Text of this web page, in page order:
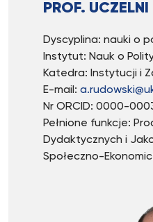
PROF. UCZELNI
Dyscyplina: nauki o
Instytut: Nauk o
Katedra: Instytucji i
E-mail:
Nr ORCID: 0000-
Pełnione funkcje:
Dydaktycznych i
Społeczno-